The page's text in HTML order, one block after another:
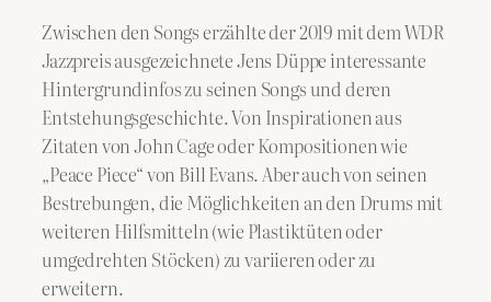
Zwischen den Songs erzählte der 2019 mit dem WDR
Jazzpreis ausgezeichnete Jens Düppe interessante
Hintergrundinfos zu seinen Songs und deren
Entstehungsgeschichte. Von Inspirationen aus
Zitaten von John Cage oder Kompositionen wie
„Peace Piece“ von Bill Evans. Aber auch von seinen
Bestrebungen, die Möglichkeiten an den Drums mit
weiteren Hilfsmitteln (wie Plastiktüten oder
umgedrehten Stöcken) zu variieren oder zu
erweitern.